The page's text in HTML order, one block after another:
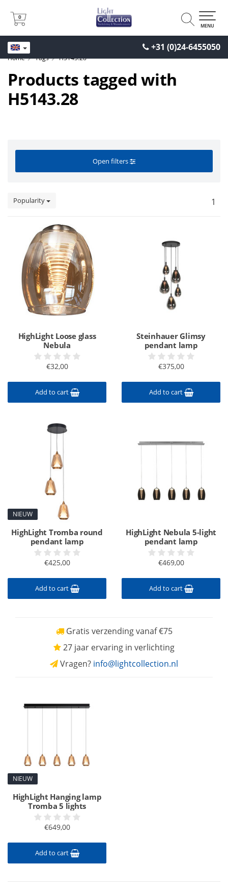
+31 (0)24-6455050
0
0
MENU
Home Tags H5143.28
Products tagged with
H5143.28
Open filters
Popularity 1
HighLight Loose glass
Nebula
€32,00
Add to cart
Steinhauer Glimsy
pendant lamp
€375,00
Add to cart
NIEUW
HighLight Tromba round
pendant lamp
€425,00
Add to cart
HighLight Nebula 5-light
pendant lamp
€469,00
Add to cart
Gratis verzending vanaf €75
27 jaar ervaring in verlichting
Vragen? info@lightcollection.nl
NIEUW
HighLight Hanging lamp
Tromba 5 lights
€649,00
Add to cart